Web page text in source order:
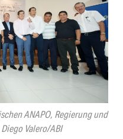
ANAPO, Regierung und
Valero/ABI